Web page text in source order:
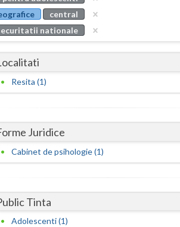
Buzau
Calarasi
Caras-Severin
Dambovita
central
nationale
Resita (1)
Juridice
Cabinet de psihologie (1)
Tinta
Adolescenti (1)